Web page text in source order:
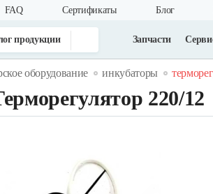
FAQ Cертификаты Блог
продукции Запчасти
оборудование инкубаторы
220/12